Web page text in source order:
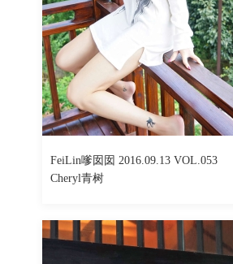
682 阅读
By
FeiLin嗲囡囡 2016.09.13 VOL.053
Cheryl青树